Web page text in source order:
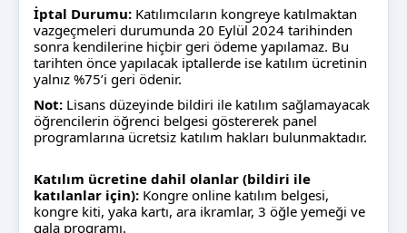
İptal Durumu: Katılımcıların kongreye katılmaktan
vazgeçmeleri durumunda 20 Eylül 2024 tarihinden
sonra kendilerine hiçbir geri ödeme yapılamaz. Bu
tarihten önce yapılacak iptallerde ise katılım ücretinin
yalnız %75’i geri ödenir.
Not: Lisans düzeyinde bildiri ile katılım sağlamayacak
öğrencilerin öğrenci belgesi göstererek panel
programlarına ücretsiz katılım hakları bulunmaktadır.
Katılım ücretine dahil olanlar (bildiri ile
katılanlar için): Kongre online katılım belgesi,
kongre kiti, yaka kartı, ara ikramlar, 3 öğle yemeği ve
gala programı.